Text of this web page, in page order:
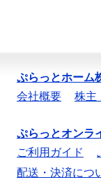
ぷらっとホーム
会社概要
株主
ぷらっとオンラ
ご利用ガイド
配送・決済につ